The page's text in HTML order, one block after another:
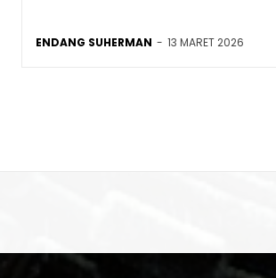
ENDANG SUHERMAN - 13 MARET 2026